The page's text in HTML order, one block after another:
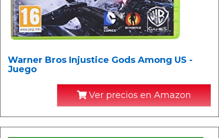
Warner Bros Injustice Gods Among US -
Juego
Ver precios en Amazon